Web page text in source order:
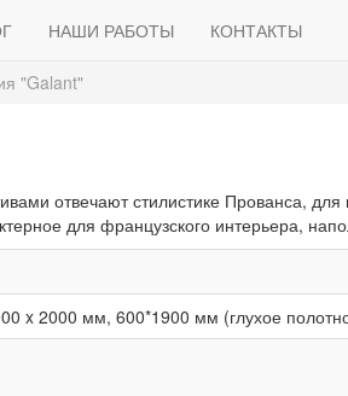
НАШИ РАБОТЫ КОНТАКТЫ
"Galant"
отвечают стилистике Прованса, для
для французского интерьера,
x 2000 мм, 600*1900 мм (глухое